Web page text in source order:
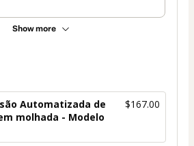
Show more
Automatizada de
molhada - Modelo
$167.00